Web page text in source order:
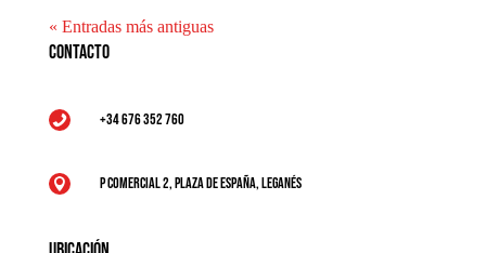
« Entradas más antiguas
Contacto
 +34 676 352 760
 P Comercial 2, Plaza de España, Leganés